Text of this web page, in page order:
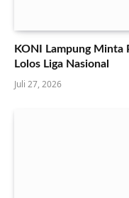
KONI Lampung Minta
Lolos Liga Nasional
Juli 27, 2026